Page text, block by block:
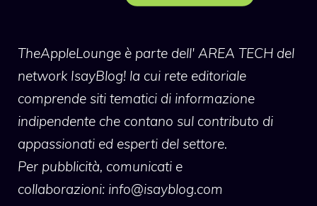
TheAppleLounge è parte dell' AREA TECH del
network IsayBlog! la cui rete editoriale
comprende siti tematici di informazione
indipendente che contano sul contributo di
appassionati ed esperti del settore.
Per pubblicità, comunicati e
collaborazioni: info@isayblog.com